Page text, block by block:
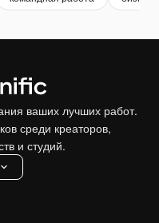
ваших лучших работ.
среди креаторов,
и студий.